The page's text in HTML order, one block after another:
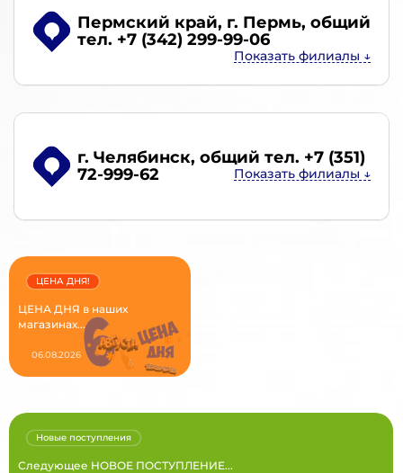
Пермский край, г. Пермь, общий
тел. +7 (342) 299-99-06
г. Челябинск, общий тел. +7 (351)
72-999-62
ЦЕНА ДНЯ в наших
магазинах...
ЦЕНА ДНЯ!
06.08.2026
Следующее НОВОЕ ПОСТУПЛЕНИЕ...
Новые поступления